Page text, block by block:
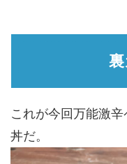
これが今回万能激
丼だ。